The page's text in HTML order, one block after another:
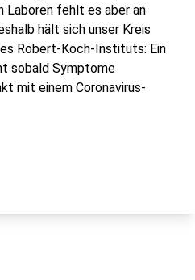
Laboren fehlt es aber an
hält sich unser Kreis
Robert-Koch-Instituts: Ein
sobald Symptome
mit einem Coronavirus-